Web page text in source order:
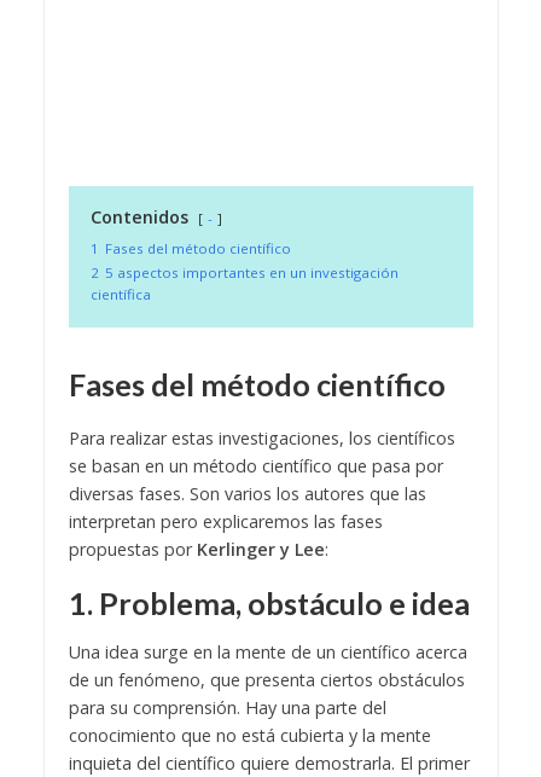
Contenidos
-
1 Fases del método científico
2 5 aspectos importantes en un investigación
científica
Fases del método científico
Para realizar estas investigaciones, los científicos
se basan en un método científico que pasa por
diversas fases. Son varios los autores que las
interpretan pero explicaremos las fases
propuestas por Kerlinger y Lee:
1. Problema, obstáculo e idea
Una idea surge en la mente de un científico acerca
de un fenómeno, que presenta ciertos obstáculos
para su comprensión. Hay una parte del
conocimiento que no está cubierta y la mente
inquieta del científico quiere demostrarla. El primer